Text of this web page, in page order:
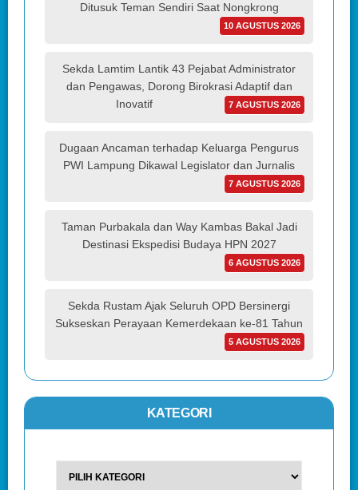
Ditusuk Teman Sendiri Saat Nongkrong
10 AGUSTUS 2026
Sekda Lamtim Lantik 43 Pejabat Administrator
dan Pengawas, Dorong Birokrasi Adaptif dan
Inovatif
7 AGUSTUS 2026
Dugaan Ancaman terhadap Keluarga Pengurus
PWI Lampung Dikawal Legislator dan Jurnalis
7 AGUSTUS 2026
Taman Purbakala dan Way Kambas Bakal Jadi
Destinasi Ekspedisi Budaya HPN 2027
6 AGUSTUS 2026
Sekda Rustam Ajak Seluruh OPD Bersinergi
Sukseskan Perayaan Kemerdekaan ke-81 Tahun
5 AGUSTUS 2026
KATEGORI